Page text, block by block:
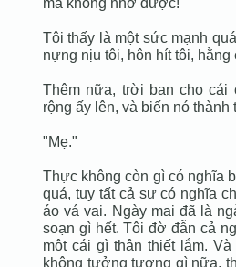
Tôi thấy là một sức mạnh
nựng nịu tôi, hôn hít tôi,
Thêm nữa, trời ban cho cái
rộng ấy lên, và biến nó
"Mẹ."
Thực không còn gì có nghĩa
quá, tuy tất cả sự có nghĩa
áo vá vai. Ngày mai đã là
soạn gì hết. Tôi đờ đẫn cả
một cái gì thân thiết lắm.
không tưởng tượng gì nữa,